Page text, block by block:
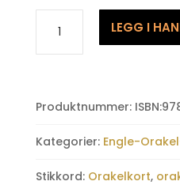
Animal
Oracle
LEGG I
Produktnummer:
Kategorier: Engle-
Stikkord: Orakelkort,